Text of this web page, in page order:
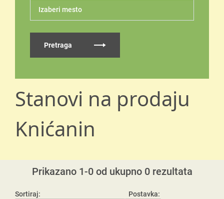
Izaberi mesto
Pretraga
Stanovi na prodaju
Knićanin
Prikazano 1-0 od ukupno 0 rezultata
Postavka:
Sortiraj: